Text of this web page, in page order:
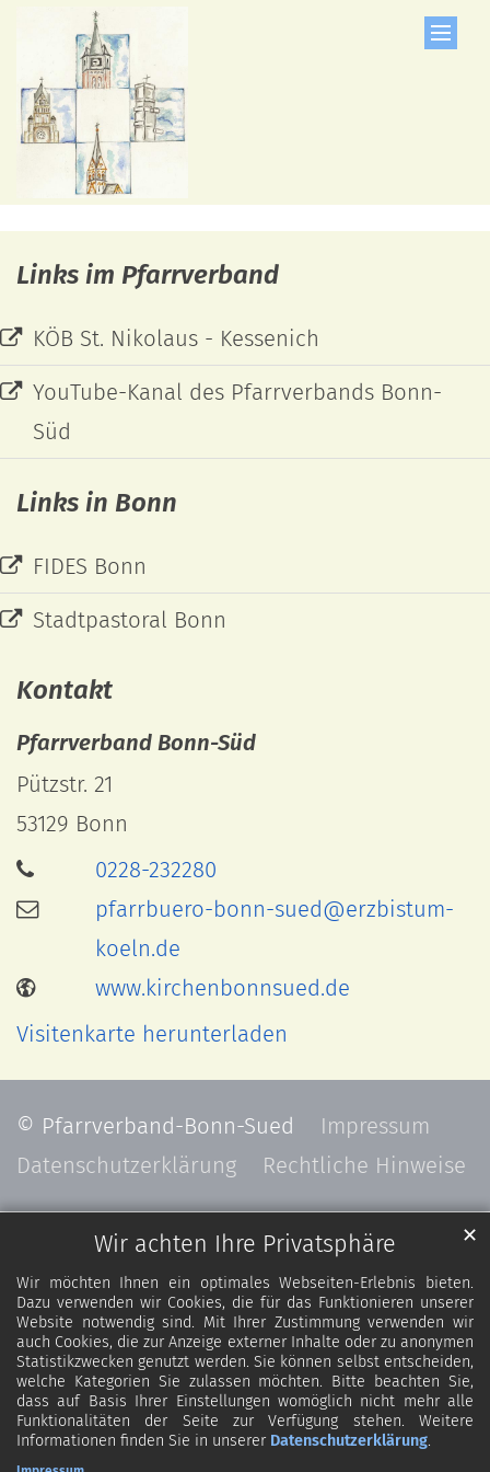
Wir achten Ihre Privatsphäre
Wir möchten Ihnen ein optimales Webseiten-Erlebnis bieten.
Dazu verwenden wir Cookies, die für das Funktionieren unserer
Website notwendig sind. Mit Ihrer Zustimmung verwenden wir
auch Cookies, die zur Anzeige externer Inhalte oder zu anonymen
Statistikzwecken genutzt werden. Sie können selbst entscheiden,
welche Kategorien Sie zulassen möchten. Bitte beachten Sie,
dass auf Basis Ihrer Einstellungen womöglich nicht mehr alle
Funktionalitäten der Seite zur Verfügung stehen. Weitere
Informationen finden Sie in unserer Datenschutzerklärung.
✕
Zum Inhalt springen
Links im Pfarrverband
KÖB St. Nikolaus - Kessenich
YouTube-Kanal des Pfarrverbands Bonn-
Süd
Links in Bonn
FIDES Bonn
Stadtpastoral Bonn
Kontakt
Pfarrverband Bonn-Süd
Pützstr. 21
53129 Bonn
0228-232280
pfarrbuero-bonn-sued@erzbistum-
koeln.de
www.kirchenbonnsued.de
Visitenkarte herunterladen
© Pfarrverband-Bonn-Sued
Impressum
Datenschutzerklärung
Rechtliche Hinweise